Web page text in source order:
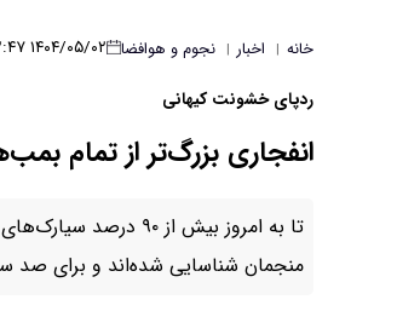
خانه | اخبار | نجوم و هوافضا ۱۴۰۴/۰۵/۰۲ ۰۸:۴۲:۴۷
ردپای خشونت کیهانی
انفجاری بزرگ‌تر از تمام
منجمان شناسایی شده‌اند و برای صد